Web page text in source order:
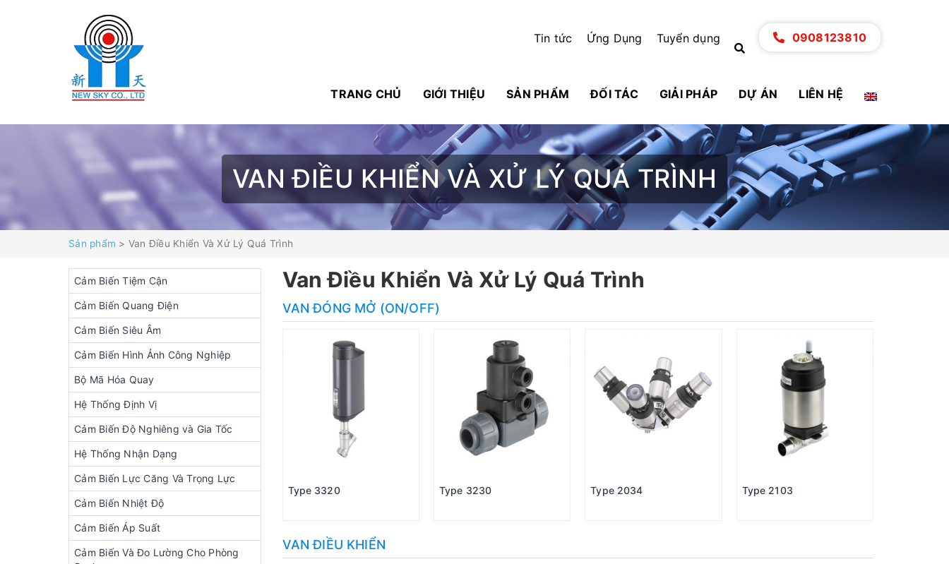
0908123810
Tin tức Ứng Dụng Tuyển dụng
TRANG CHỦ GIỚI THIỆU SẢN PHẨM ĐỐI TÁC GIẢI PHÁP DỰ ÁN LIÊN HỆ
VAN ĐIỀU KHIỂN VÀ XỬ LÝ QUÁ TRÌNH
Sản phẩm > Van Điều Khiển Và Xử Lý Quá Trình
Cảm Biến Tiệm Cận
Cảm Biến Quang Điện
Cảm Biến Siêu Âm
Cảm Biến Hình Ảnh Công Nghiệp
Bộ Mã Hóa Quay
Hệ Thống Định Vị
Cảm Biến Độ Nghiêng và Gia Tốc
Hệ Thống Nhận Dạng
Cảm Biến Lực Căng Và Trọng Lực
Cảm Biến Nhiệt Độ
Cảm Biến Áp Suất
Cảm Biến Và Đo Lường Cho Phòng
Van Điều Khiển Và Xử Lý Quá Trình
VAN ĐÓNG MỞ (ON/OFF)
Type 3320 Type 3230 Type 2034 Type 2103
VAN ĐIỀU KHIỂN